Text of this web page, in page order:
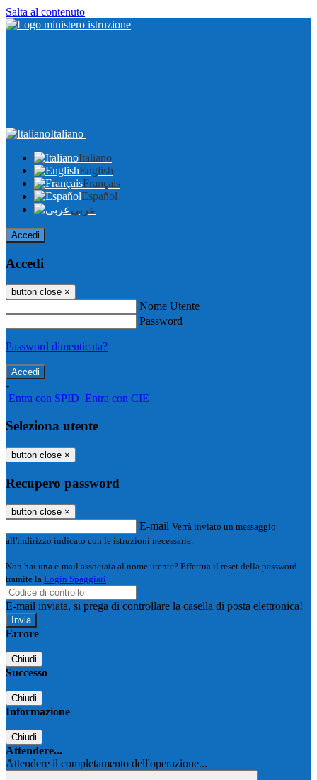
Salta al contenuto
Italiano
Italiano
English
Français
Español
عربى
Accedi
Accedi
button close ×
Nome Utente
Password
Password dimenticata?
-
Entra con SPID Entra con CIE
Seleziona utente
button close ×
Recupero password
button close ×
E-mail Verrà inviato un messaggio
all'indirizzo indicato con le istruzioni necessarie.
Non hai una e-mail associata al nome utente? Effettua il reset della password
tramite la Login Spaggiari
E-mail inviata, si prega di controllare la casella di posta elettronica!
Errore
Chiudi
Successo
Chiudi
Informazione
Chiudi
Attendere...
Attendere il completamento dell'operazione...